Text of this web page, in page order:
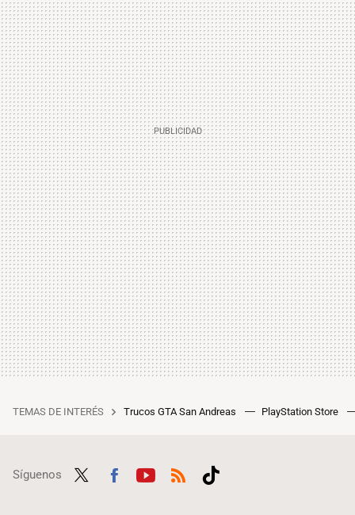
TEMAS DE INTERÉS Trucos GTA San Andreas PlayStation Store
Síguenos